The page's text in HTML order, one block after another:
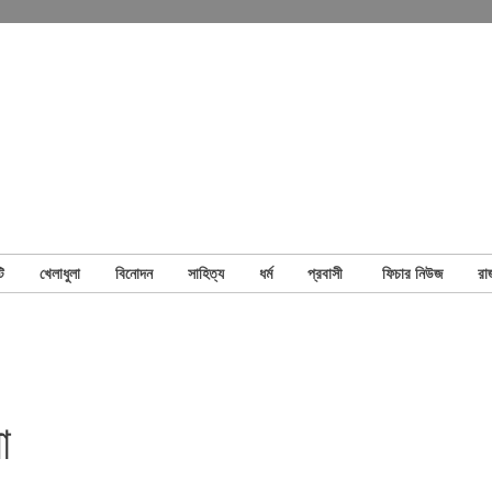
খেলাধুলা বিনোদন সাহিত্য ধর্ম প্রবাসী ফিচার নিউজ